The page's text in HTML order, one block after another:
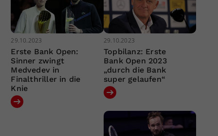
29.10.2023
Erste Bank Open:
Sinner zwingt
Medvedev in
Finalthriller in die
Knie
29.10.2023
Topbilanz: Erste
Bank Open 2023
„durch die Bank
super gelaufen“